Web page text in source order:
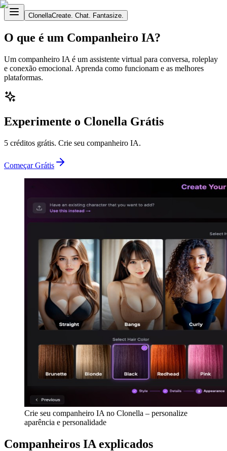
ClonellaCreate. Chat. Fantasize.
O que é um Companheiro IA?
Um companheiro IA é um assistente virtual para conversa, roleplay
e conexão emocional. Aprenda como funcionam e as melhores
plataformas.
Experimente o Clonella Grátis
5 créditos grátis. Crie seu companheiro IA.
Começar Grátis
Crie seu companheiro IA no Clonella – personalize
aparência e personalidade
Companheiros IA explicados